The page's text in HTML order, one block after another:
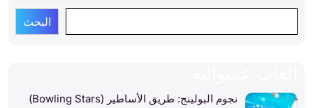
البحث
نجوم البولينج: طريق الأساطير (Bowling Stars)